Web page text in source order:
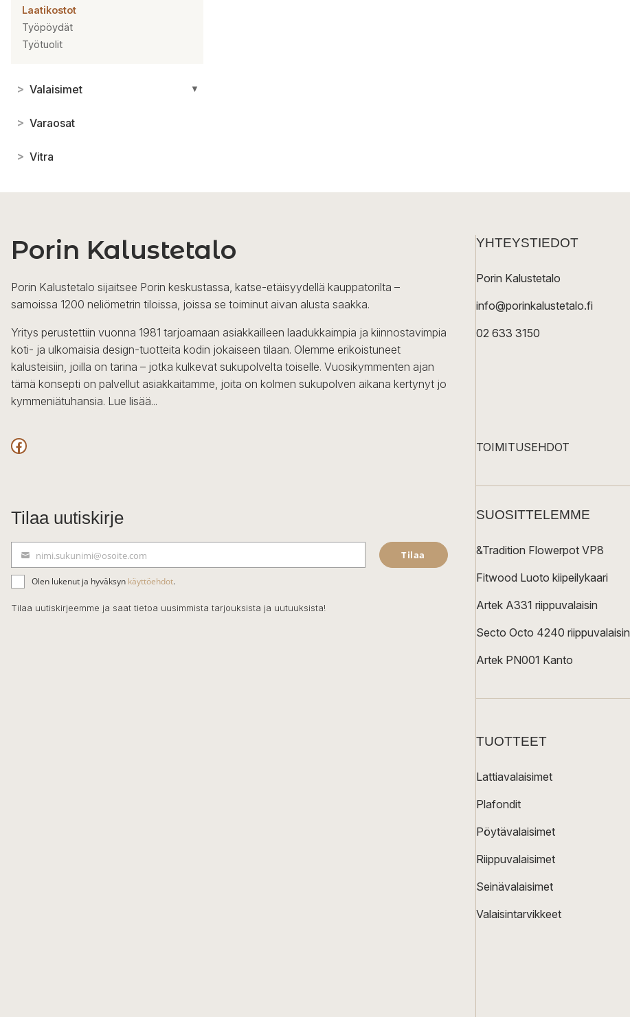
Laatikostot
Työpöydät
Työtuolit
> Valaisimet ▼
> Varaosat
> Vitra
Porin Kalustetalo
Porin Kalustetalo sijaitsee Porin keskustassa, katse-etäisyydellä kauppatorilta –
samoissa 1200 neliömetrin tiloissa, joissa se toiminut aivan alusta saakka.
Yritys perustettiin vuonna 1981 tarjoamaan asiakkailleen laadukkaimpia ja kiinnostavimpia
koti- ja ulkomaisia design-tuotteita kodin jokaiseen tilaan. Olemme erikoistuneet
kalusteisiin, joilla on tarina – jotka kulkevat sukupolvelta toiselle. Vuosikymmenten ajan
tämä konsepti on palvellut asiakkaitamme, joita on kolmen sukupolven aikana kertynyt jo
kymmeniätuhansia. Lue lisää...
Facebook
Tilaa uutiskirje
ä
h
k
nimi.sukunimi@osoite.com Tilaa
Olen lukenut ja hyväksyn käyttöehdot.
Tilaa uutiskirjeemme ja saat tietoa uusimmista tarjouksista ja uutuuksista!
YHTEYSTIEDOT
Porin Kalustetalo
info@porinkalustetalo.fi
02 633 3150
TOIMITUSEHDOT
SUOSITTELEMME
&Tradition Flowerpot VP8
Fitwood Luoto kiipeilykaari
Artek A331 riippuvalaisin
Secto Octo 4240 riippuvalaisin
Artek PN001 Kanto
TUOTTEET
Lattiavalaisimet
Plafondit
Pöytävalaisimet
Riippuvalaisimet
Seinävalaisimet
Valaisintarvikkeet